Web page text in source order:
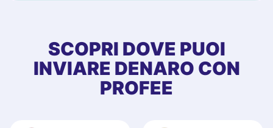
first started
app, and they
quick to provide
SCOPRI DOVE PUOI
INVIARE DENARO CON
PROFEE